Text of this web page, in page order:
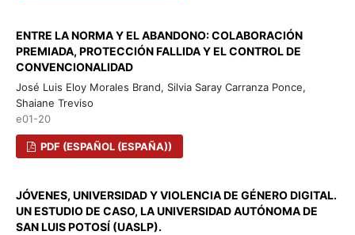
ENTRE LA NORMA Y EL ABANDONO: COLABORACIÓN
PREMIADA, PROTECCIÓN FALLIDA Y EL CONTROL DE
CONVENCIONALIDAD
José Luis Eloy Morales Brand, Silvia Saray Carranza Ponce,
Shaiane Treviso
e01-20
PDF (ESPAÑOL (ESPAÑA))
JÓVENES, UNIVERSIDAD Y VIOLENCIA DE GÉNERO DIGITAL.
UN ESTUDIO DE CASO, LA UNIVERSIDAD AUTÓNOMA DE
SAN LUIS POTOSÍ (UASLP).